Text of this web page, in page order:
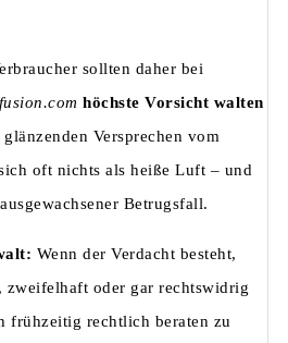
sollten daher bei
höchste Vorsicht walten
Versprechen vom
oft nichts als heiße Luft – und
Betrugsfall.
Wenn der Verdacht besteht,
zweifelhaft oder gar rechtswidrig
frühzeitig rechtlich beraten zu